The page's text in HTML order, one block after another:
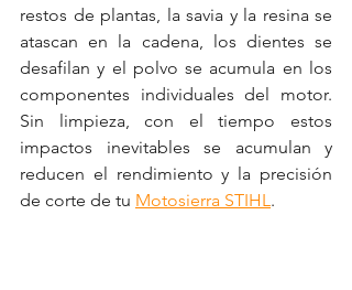
restos de plantas, la savia y la resina se
atascan en la cadena, los dientes se
desafilan y el polvo se acumula en los
componentes individuales del motor.
Sin limpieza, con el tiempo estos
impactos inevitables se acumulan y
reducen el rendimiento y la precisión
de corte de tu Motosierra STIHL.